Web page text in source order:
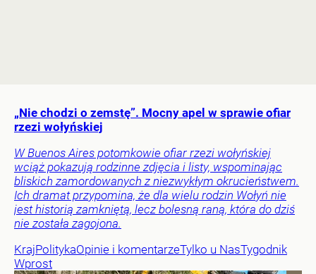
„Nie chodzi o zemstę”. Mocny apel w sprawie ofiar
rzezi wołyńskiej
W Buenos Aires potomkowie ofiar rzezi wołyńskiej
wciąż pokazują rodzinne zdjęcia i listy, wspominając
bliskich zamordowanych z niezwykłym okrucieństwem.
Ich dramat przypomina, że dla wielu rodzin Wołyń nie
jest historią zamkniętą, lecz bolesną raną, która do dziś
nie została zagojona.
KrajPolitykaOpinie i komentarzeTylko u NasTygodnik
Wprost